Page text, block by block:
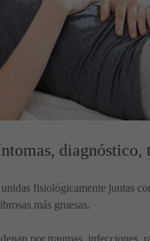
fisiológicamente juntas
más gruesas.